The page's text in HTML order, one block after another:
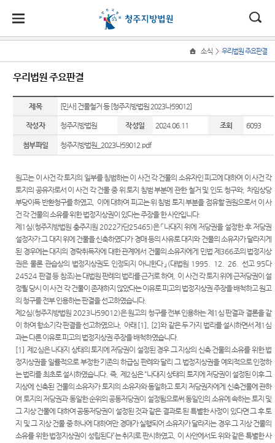
법원
소개
법원장
인사말
연혁
전화번
호
재판개
정 및
법정안
내
관할구
역
시/군법
원
등기과/
소
청사안
내
찾아오
시는길
지원
소개
충주지
원
제천지
영동지
원
소식
새소식
우리법
원 주요
판결
여재판
일정
포토뉴
스
자료실
법원게
시판
E-mail
Club
민원
사회적
약자 통
합적 사
법
지원 -
근센터
민원안
내
법률상
담안내
자주묻
는질문
유관기
관안내
생활속
의 계약
서
법률용
어안내
장애인
사법지
원안내
정보
사건검
색
판결서
사본 제
판결서
인터넷
열람
각급법
원안내
소통
법원에
바란다
부조리
신고센
칭찬합
니다
법원견
학
정보공
개
소식 > 우리법원 주요판결
우리법원 주요판결
제목 [민사] 건물철거 등 [청주지방법원 2023나59012]
작성자 청주지방법원 작성일 2024.06.11 조회 6093
첨부파일 청주지방법원_2023나59012.pdf
원고는 이 사건 각 토지의 일부를 침범하는 이 사건 각 건물의 소유자인 피고에 대하여 이 사건 각
토지의 공유자로서 이 사건 각 건물 중 위 토지 침범 부분에 관한 철거 및 인도 청구와,차임상당
부당이득 반환청구를 하였고, 이에 대하여 피고는 위 침범 토지 부분을 점유할 권원으로서 이 사
건 각 건물의 소유를 위한 법정지상권이 있다는 주장을 한 사안입니다.
제 1심(청주지방법원 충주지원 2022가단25465)은「나대지 위에 저당권을 설정한 후 저당권
설정자가 그 대지 위에 건물을 신축하였다가 경매 등의 사유로 대지와 건물의 소유자가 달라지게
된 경우에는 대지의 경락취득자에 대한 관계에서 건물의 소유자에게 민법 제 366조의 법정지상
권은 물론 관습상의 법정지상권도 인정되지 아니한다」 (대법원 1995. 12. 26.선고95다
24524판결 등 참조)는 대법원 판례의 법리를 근거로 하여
이 사건 각 토지 위에 근저당권이 설
정될 당시 이 사건 각 건물이 존재하지 않았다는 이유로 피고의 법정지상권 주장을 배척하고 원고
의 청구를 전부 인용하는 판결을 선고하였습니다.
제 2심(청주지방법원 2023나59012)은 원고의 청구를 전부 인용하는 제 1심 판결과 결론을 같
이 하여 항소기각 판결을 선고하였으나, 아래 [1], [2]와 같은 두 가지 법리를 설시하면서 제 1심
과는 다른 이유로 피고의 법정지상권 주장을 배척하였습니다.
[1] 제 2심은나대지 상태의 토지에 저당권이 설정된 경우 그 지상의 신축 건물의 소유를 위한 법
정지상권을 일률적으로 부정한 기존의 하급심 판례와 달리 그 법정지상권을 예외적으로 인정하
는 법리를 최초로 설시하였습니다. 즉,제 2심은“나대지 상태의 토지에 저당권이 설정된 이후 그
지상에 신축된 건물의 소유자가 토지의 소유자와 동일하고 토지 저당권자에게 신축건물에 관하
여 토지의 저당권과 동일한 순위의 공동저당권이 설정됨으로써 동일인의 소유에 속하는 토지 및
그 지상 건물에 대하여 공동저당권이 설정된 것과 같은 결과로 된 특별한 사정이 있다면 그 후 토
지 및 그 지상 건물 중 하나에 대하여만 경매가 실행되어 소유자가 달라지는 경우 그 지상 건물의
소유를 위한 법정지상권이 성립된다”는 취지로 판시하였고, 이 사안에서도 위와 같은 특별한 사
원
소
민
정
소
통